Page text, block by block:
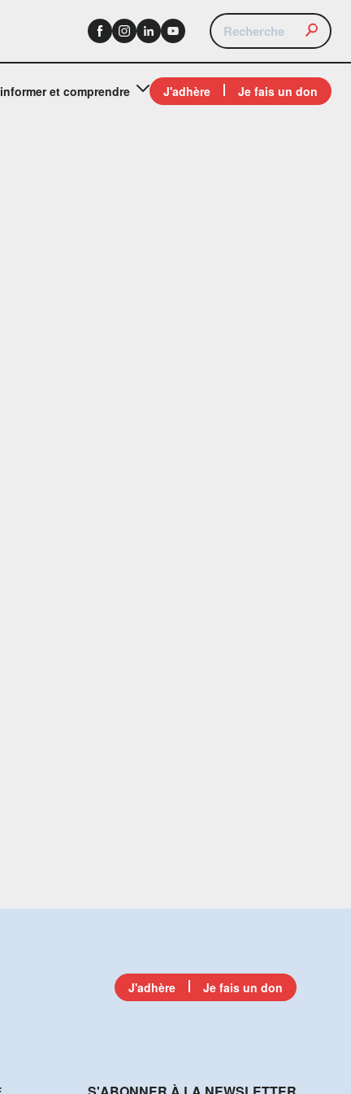
et comprendre J'adhère Je fais un don
J'adhère Je fais un don